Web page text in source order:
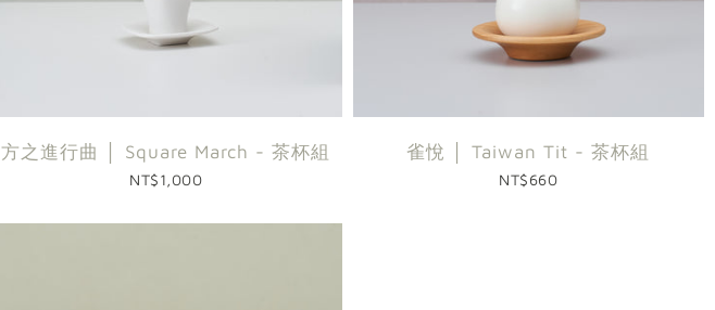
方之進行曲 │ Square March - 茶杯組
NT$1,000
雀悅 │ Taiwan Tit - 茶杯組
NT$660